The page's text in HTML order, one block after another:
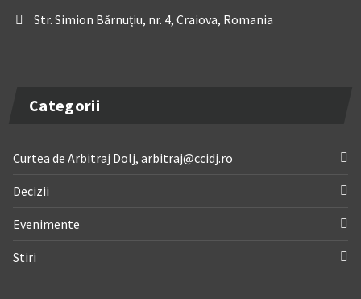
Str. Simion Bărnuțiu, nr. 4, Craiova, Romania
Categorii
Curtea de Arbitraj Dolj, arbitraj@ccidj.ro
Decizii
Evenimente
Stiri